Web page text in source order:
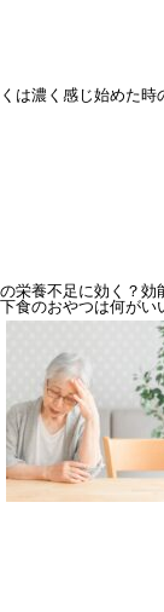
くは濃く感じ始めた時
の栄養不足に効く？効
下食のおやつは何がい